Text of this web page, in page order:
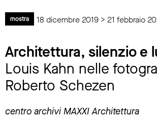
mostra 18 dicembre 2019 > 21 febbraio
Architettura, silenzio e
Louis Kahn nelle
Roberto Schezen
centro archivi MAXXI Architettura